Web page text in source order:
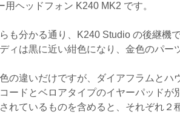
用ヘッドフォン K240 MK2 です。
も分かる通り、K240 Studio の後継機で
ィは黒に近い紺色になり、金色のパー
の違いだけですが、ダイアフラムとハ
ードとベロアタイプのイヤーパッドが
れているものを含めると、それぞれ２